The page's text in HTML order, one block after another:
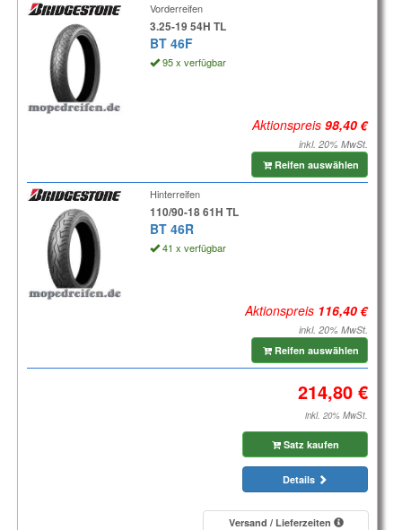
Vorderreifen
3.25-19 54H TL
BT 46F
95 x verfügbar
Aktionspreis
inkl. 20% MwSt.
Reifen auswählen
Hinterreifen
110/90-18 61H TL
BT 46R
41 x verfügbar
Aktionspreis
inkl. 20% MwSt.
Reifen auswählen
inkl. 20% MwSt.
Satz kaufen
Details
Versand / Lieferzeiten